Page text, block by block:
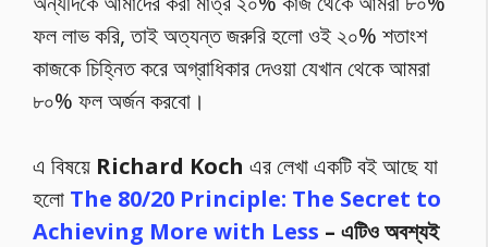
ফল লাভ করি, তাই অত্যন্ত জরুরি হলো ওই ২০% শতাংশ
কাজকে চিহ্নিত করে অগ্রাধিকার দেওয়া যেখান থেকে আমরা
৮০% ফল অর্জন করবো।
এ বিষয়ে Richard Koch এর লেখা একটি বই আছে যা
হলো The 80/20 Principle: The Secret to
Achieving More with Less – এটিও অবশ্যই